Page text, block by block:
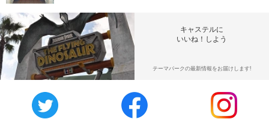
キャステルに
いいね！しよう
テーマパークの最新情報をお届けします!